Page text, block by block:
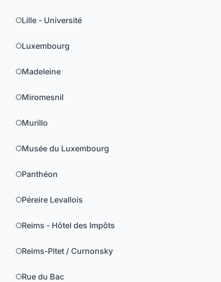
Lille - Université
Luxembourg
Madeleine
Miromesnil
Murillo
Musée du Luxembourg
Panthéon
Péreire Levallois
Reims - Hôtel des Impôts
Reims-Pitet / Curnonsky
Rue du Bac